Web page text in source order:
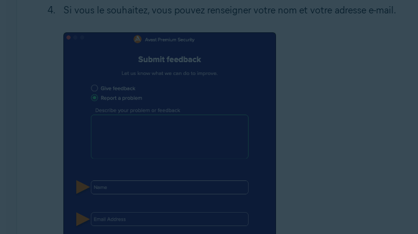
Si vous le souhaitez, vous pouvez renseigner votre nom et votre adresse e-mail.